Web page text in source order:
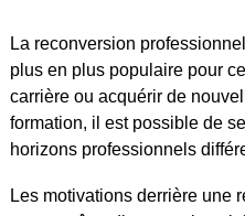
La reconversion
plus en plus populaire pour
carrière ou acquérir de
formation, il est possible de
horizons professionnels
Les motivations derrière une